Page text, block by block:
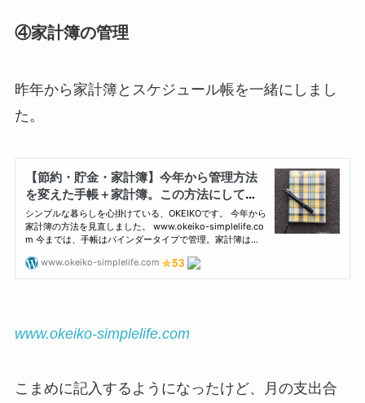
④家計簿の管理
昨年から家計簿とスケジュール帳を一緒にしまし
た。
www.okeiko-simplelife.com
こまめに記入するようになったけど、月の支出合